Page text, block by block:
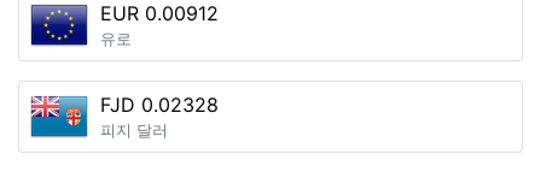
EUR 0.00912
유로
FJD 0.02328
피지 달러